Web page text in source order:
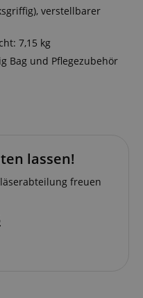
verstellbarer
7,15 kg
Bag und Pflegezubehör
lassen!
freuen